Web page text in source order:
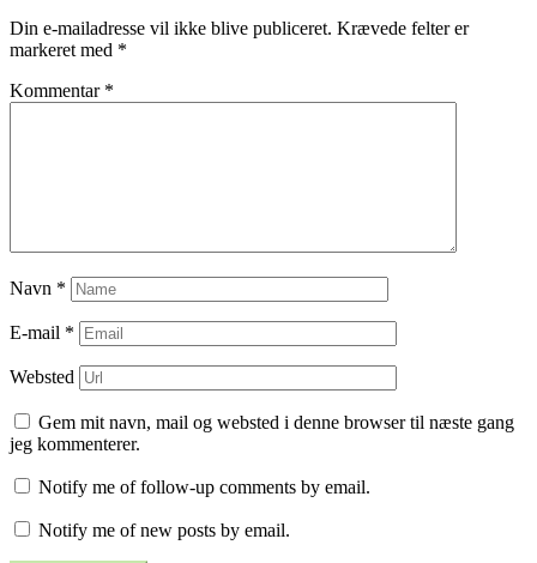
Din e-mailadresse vil ikke blive publiceret. Krævede felter er
markeret med *
Kommentar *
Navn *
E-mail *
Websted
Gem mit navn, mail og websted i denne browser til næste gang
jeg kommenterer.
Notify me of follow-up comments by email.
Notify me of new posts by email.